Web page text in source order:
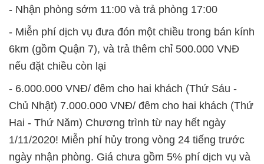
- Nhận phòng sớm 11:00 và trả phòng 17:00
- Miễn phí dịch vụ đưa đón một chiều trong bán kính
6km (gồm Quận 7), và trả thêm chỉ 500.000 VNĐ
nếu đặt chiều còn lại
- 6.000.000 VNĐ/ đêm cho hai khách (Thứ Sáu -
Chủ Nhật) 7.000.000 VNĐ/ đêm cho hai khách (Thứ
Hai - Thứ Năm) Chương trình từ nay hết ngày
1/11/2020! Miễn phí hủy trong vòng 24 tiếng trước
ngày nhận phòng. Giá chưa gồm 5% phí dịch vụ và